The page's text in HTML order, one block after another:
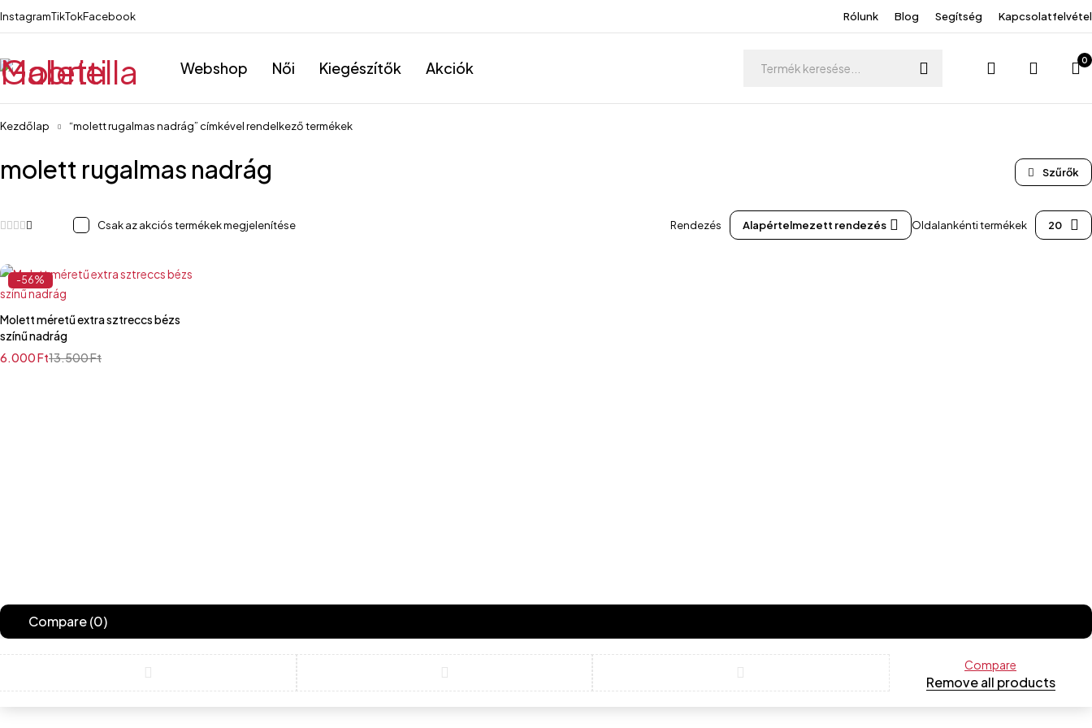
InstagramTikTokFacebook Rólunk Blog Segítség Kapcsolatfelvétel
Webshop Női Kiegészítők Akciók 0
Kezdőlap “molett rugalmas nadrág” címkével rendelkező termékek
molett rugalmas nadrág
Csak az akciós termékek megjelenítése Rendezés Alapértelmezett rendezés Oldalankénti termékek 20
-56%
Molett méretű extra sztreccs bézs
színű nadrág
13.500Ft
6.000Ft
Compare(0)
Compare
Remove all products